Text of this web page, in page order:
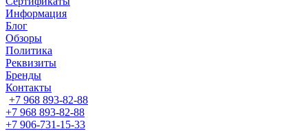
Информация
Блог
Обзоры
Политика
Реквизиты
Бренды
Контакты
+7 968 893-82-88
+7 968 893-82-88
+7 906-731-15-33